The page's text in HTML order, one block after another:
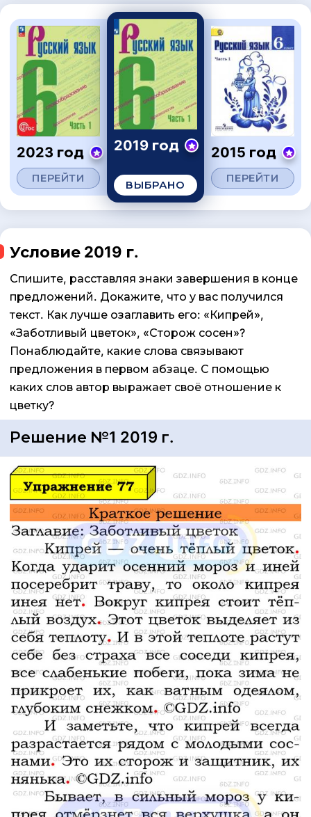
2023 год
ПЕРЕЙТИ
2019 год
ВЫБРАНО
2015 год
ПЕРЕЙТИ
Условие 2019 г.
Спишите, расставляя знаки завершения в конце
предложений. Докажите, что у вас получился
текст. Как лучше озаглавить его: «Кипрей»,
«Заботливый цветок», «Сторож сосен»?
Понаблюдайте, какие слова связывают
предложения в первом абзаце. С помощью
каких слов автор выражает своё отношение к
цветку?
Решение №1 2019 г.